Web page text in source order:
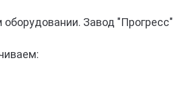
Завод "Прогресс"